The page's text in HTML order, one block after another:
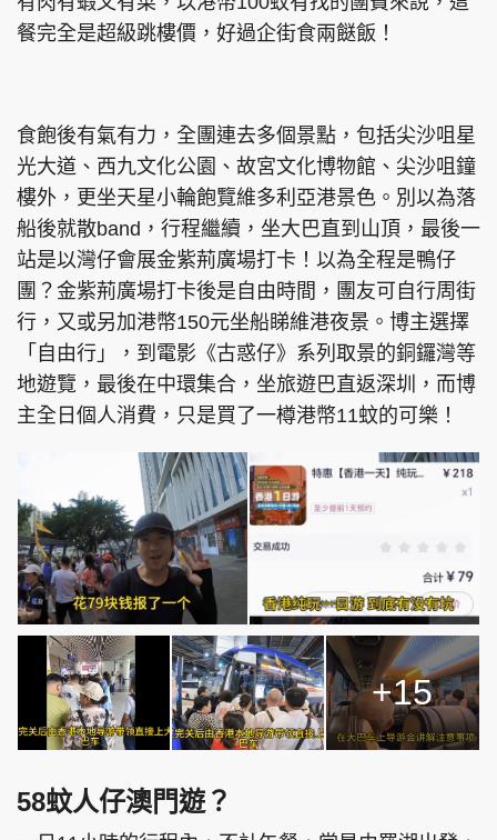
餐完全是超級跳樓價，好過企街食兩餸飯！
食飽後有氣有力，全團連去多個景點，包括尖沙咀星
光大道、西九文化公園、故宮文化博物館、尖沙咀鐘
樓外，更坐天星小輪飽覽維多利亞港景色。別以為落
船後就散band，行程繼續，坐大巴直到山頂，最後一
站是以灣仔會展金紫荊廣場打卡！以為全程是鴨仔
團？金紫荊廣場打卡後是自由時間，團友可自行周街
行，又或另加港幣150元坐船睇維港夜景。博主選擇
「自由行」，到電影《古惑仔》系列取景的銅鑼灣等
地遊覽，最後在中環集合，坐旅遊巴直返深圳，而博
主全日個人消費，只是買了一樽港幣11蚊的可樂！
+15
58蚊人仔澳門遊？